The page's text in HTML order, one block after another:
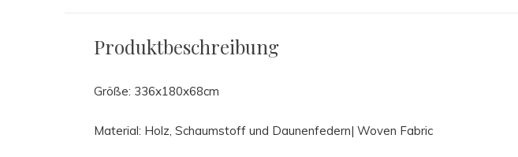
Produktbeschreibung
Größe: 336x180x68cm
Material: Holz, Schaumstoff und Daunenfedern| Woven Fabric